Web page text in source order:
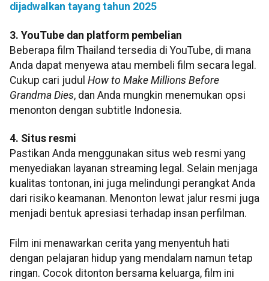
dijadwalkan tayang tahun 2025
3. YouTube dan platform pembelian
Beberapa film Thailand tersedia di YouTube, di mana
Anda dapat menyewa atau membeli film secara legal.
Cukup cari judul How to Make Millions Before
Grandma Dies, dan Anda mungkin menemukan opsi
menonton dengan subtitle Indonesia.
4. Situs resmi
Pastikan Anda menggunakan situs web resmi yang
menyediakan layanan streaming legal. Selain menjaga
kualitas tontonan, ini juga melindungi perangkat Anda
dari risiko keamanan. Menonton lewat jalur resmi juga
menjadi bentuk apresiasi terhadap insan perfilman.
Film ini menawarkan cerita yang menyentuh hati
dengan pelajaran hidup yang mendalam namun tetap
ringan. Cocok ditonton bersama keluarga, film ini